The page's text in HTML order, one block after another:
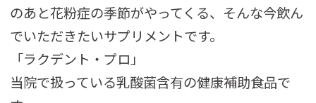
のあと花粉症の季節がやってくる、そんな今飲ん
でいただきたいサプリメントです。
「ラクデント・プロ」
当院で扱っている乳酸菌含有の健康補助食品で